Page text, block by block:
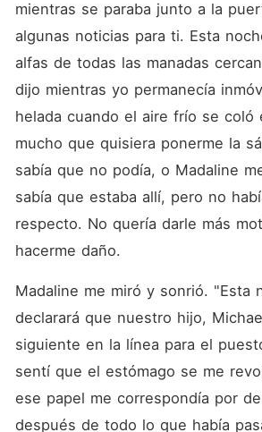
mientras se paraba junto a la
algunas noticias para ti. Esta
alfas de todas las manadas
dijo mientras yo permanecía
helada cuando el aire frío se coló
mucho que quisiera ponerme la
sabía que no podía, o Madaline
sabía que estaba allí, pero no
respecto. No quería darle más
hacerme daño.
Madaline me miró y sonrió. "Esta
declarará que nuestro hijo,
siguiente en la línea para el
sentí que el estómago se me
ese papel me correspondía por
después de todo lo que había